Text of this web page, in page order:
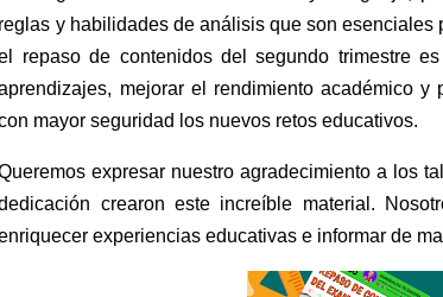
y habilidades de análisis que son esenciales
repaso de contenidos del segundo trimestre
mejorar el rendimiento académico y
mayor seguridad los nuevos retos educativos.
expresar nuestro agradecimiento a los
crearon este increíble material.
experiencias educativas e informar de